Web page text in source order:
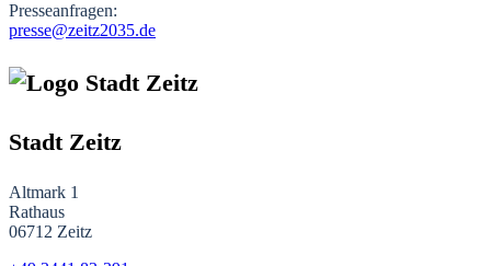
Presseanfragen:
presse@zeitz2035.de
Stadt Zeitz
Altmark 1
Rathaus
06712 Zeitz